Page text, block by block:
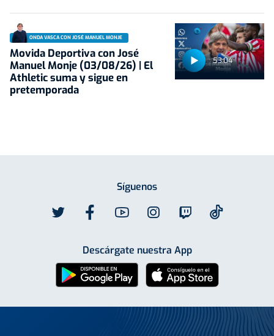
53:04
ONDA VASCA CON JOSÉ MANUEL MONJE
Movida Deportiva con José
Manuel Monje (03/08/26) | El
Athletic suma y sigue en
pretemporada
Síguenos
Descárgate nuestra App